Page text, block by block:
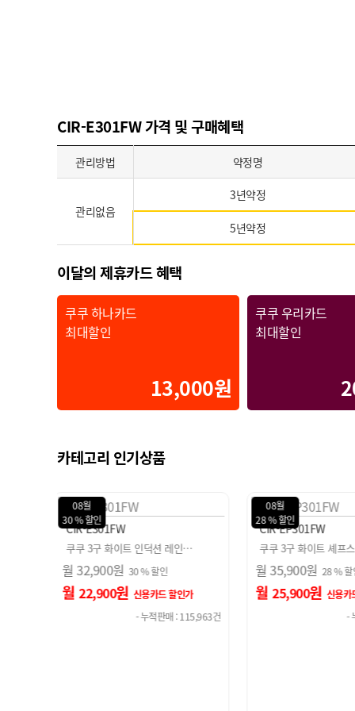
CIR-E301FW 가격 및 구매혜택
관리방법 약정명
관리없음
3년약정
5년약정
이달의 제휴카드 혜택
쿠쿠 하나카드
최대할인
13,000원
쿠쿠 우리카드
최대할인
카테고리 인기상품
08월
28 % 할인
CIR-EP301FW
쿠쿠 3구 화이트 셰프스틱 인…
월35,900원 28 % 할인
월25,900원 신용카드 할인가
- 누적판매 : 916건
08월
30 % 할인
CIR-E301FW
쿠쿠 3구 화이트 인
월32,900원 30 %
월22,900원 신용
- 누